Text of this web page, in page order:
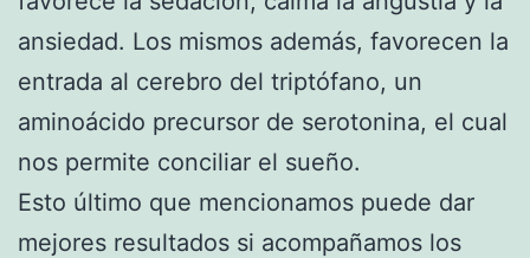
ansiedad. Los mismos además, favorecen la
entrada al cerebro del triptófano, un
aminoácido precursor de serotonina, el cual
nos permite conciliar el sueño.
Esto último que mencionamos puede dar
mejores resultados si acompañamos los